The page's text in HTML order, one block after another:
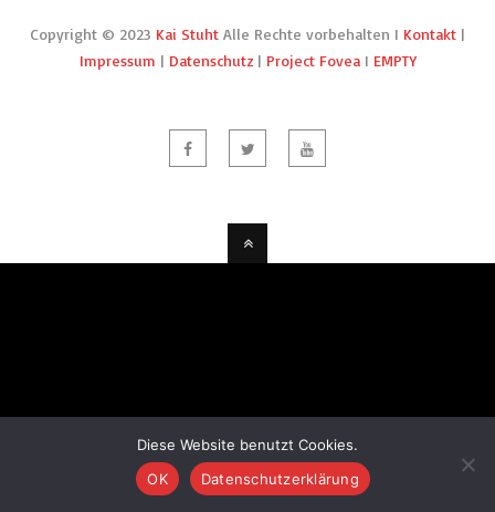
Copyright © 2023 Kai Stuht Alle Rechte vorbehalten I Kontakt |
Impressum | Datenschutz| Project FoveaI EMPTY
Diese Website benutzt Cookies.
OK
Datenschutzerklärung